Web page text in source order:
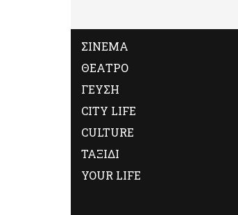
ΣΙΝΕΜΑ
ΘΕΑΤΡΟ
ΓΕΥΣΗ
CITY LIFE
CULTURE
ΤΑΞΙΔΙ
YOUR LIFE